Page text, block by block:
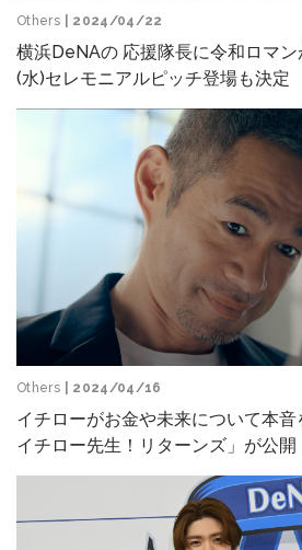
Others | 2024/04/22
横浜DeNAの 応援隊長に令和ロマンが就任! 5 月 29 日
(水)セレモニアルピッチ登場も決定
Others | 2024/04/16
イチローがお金や未来について本
イチロー先生！リターンズ」が公開